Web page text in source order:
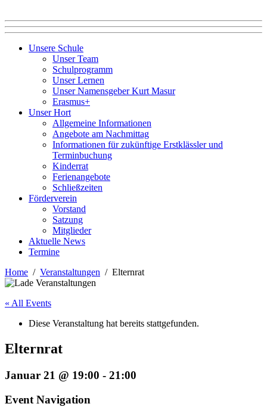
Unsere Schule
Unser Team
Schulprogramm
Unser Lernen
Unser Namensgeber Kurt Masur
Erasmus+
Unser Hort
Allgemeine Informationen
Angebote am Nachmittag
Informationen für zukünftige Erstklässler und
Terminbuchung
Kinderrat
Ferienangebote
Schließzeiten
Förderverein
Vorstand
Satzung
Mitglieder
Aktuelle News
Termine
Home
Veranstaltungen Elternrat
« All Events
Diese Veranstaltung hat bereits stattgefunden.
Elternrat
Januar 21 @ 19:00 - 21:00
Event Navigation